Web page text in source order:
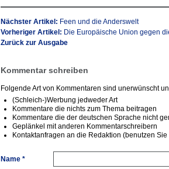
Nächster Artikel: Feen und die Anderswelt
Vorheriger Artikel: Die Europäische Union gegen
Zurück zur Ausgabe
Kommentar schreiben
Folgende Art von Kommentaren sind unerwünscht
(Schleich-)Werbung jedweder Art
Kommentare die nichts zum Thema beitragen
Kommentare die der deutschen Sprache nicht
Geplänkel mit anderen Kommentarschreibern
Kontaktanfragen an die Redaktion (benutzen
Name *